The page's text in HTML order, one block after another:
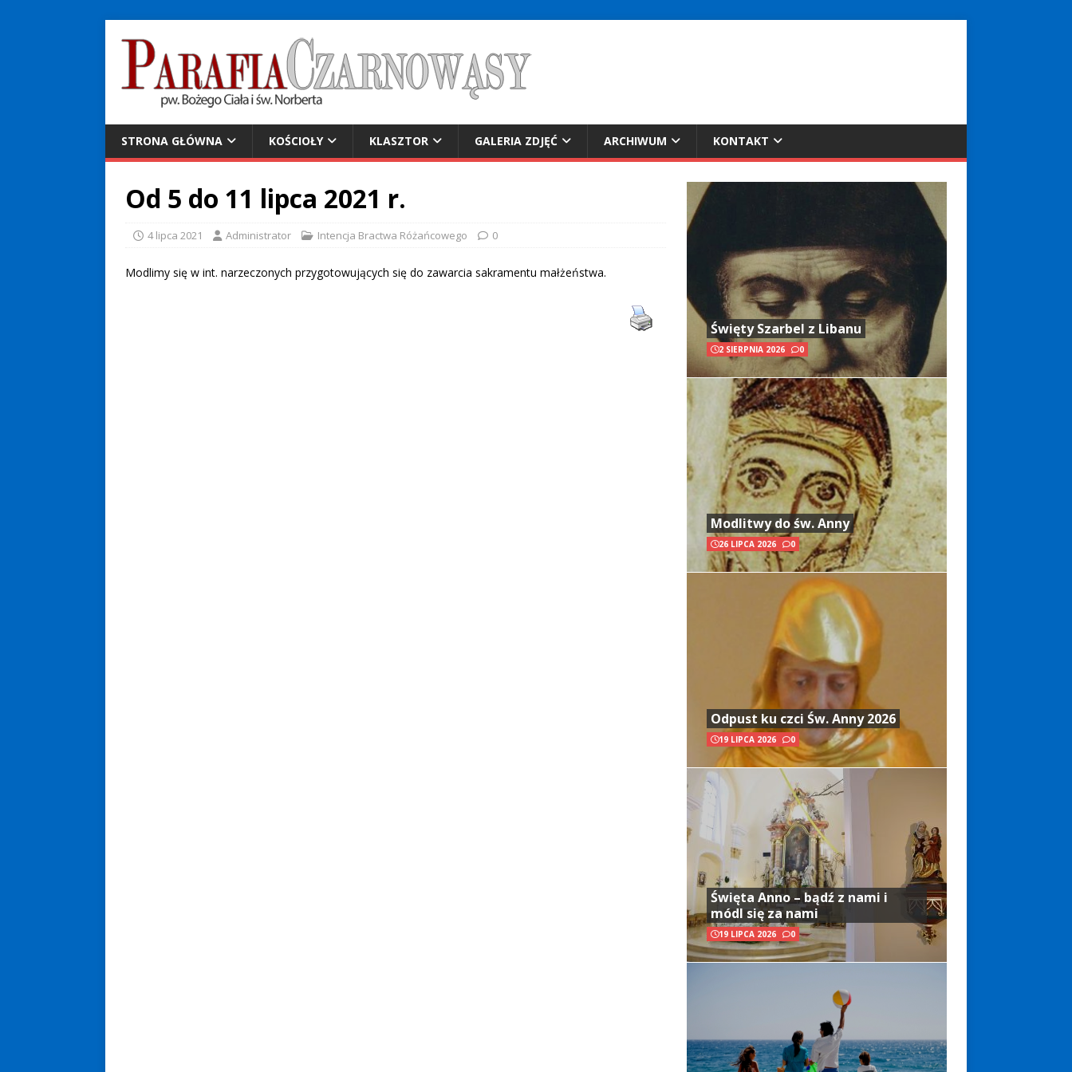
STRONA GŁÓWNA KOŚCIOŁY KLASZTOR GALERIA ZDJĘĆ ARCHIWUM KONTAKT
Od 5 do 11 lipca 2021 r.
4 lipca 2021 Administrator Intencja Bractwa Różańcowego 0
Modlimy się w int. narzeczonych przygotowujących się do zawarcia sakramentu małżeństwa.
Święty Szarbel z Libanu
2 SIERPNIA 2026 0
Modlitwy do św. Anny
26 LIPCA 2026 0
Odpust ku czci Św. Anny 2026
19 LIPCA 2026 0
Święta Anno – bądź z nami i
módl się za nami
19 LIPCA 2026 0